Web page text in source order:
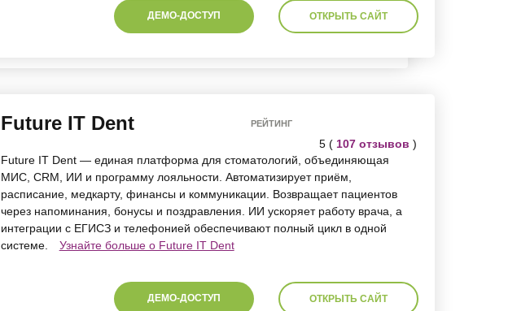
ДЕМО-ДОСТУП ОТКРЫТЬ САЙТ
Future IT Dent РЕЙТИНГ
5 ( 107 отзывов )
Future IT Dent — единая платформа для стоматологий, объединяющая
МИС, CRM, ИИ и программу лояльности. Автоматизирует приём,
расписание, медкарту, финансы и коммуникации. Возвращает пациентов
через напоминания, бонусы и поздравления. ИИ ускоряет работу врача, а
интеграции с ЕГИСЗ и телефонией обеспечивают полный цикл в одной
системе.
Узнайте больше о Future IT Dent
ДЕМО-ДОСТУП ОТКРЫТЬ САЙТ